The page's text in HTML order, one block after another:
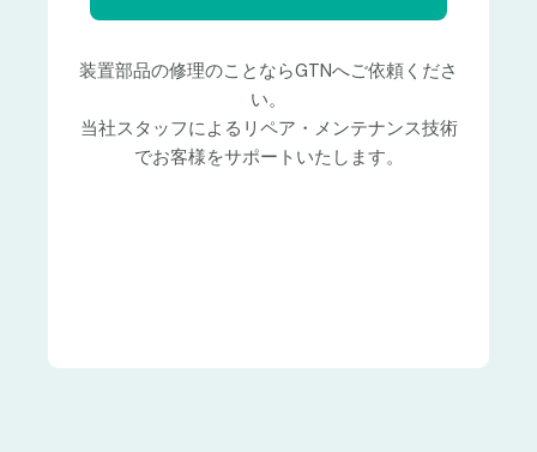
装置部品の修理のことならGTNへご依頼くださ
い。
当社スタッフによるリペア・メンテナンス技術
でお客様をサポートいたします。